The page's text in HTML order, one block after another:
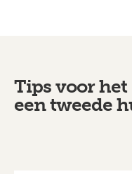
Tips voor
een tweede